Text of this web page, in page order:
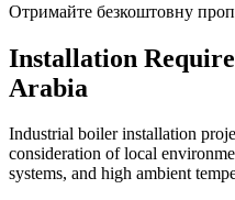
Отримайте безкоштовну
Installation
Arabia
Industrial boiler installation
consideration of local
systems, and high ambient